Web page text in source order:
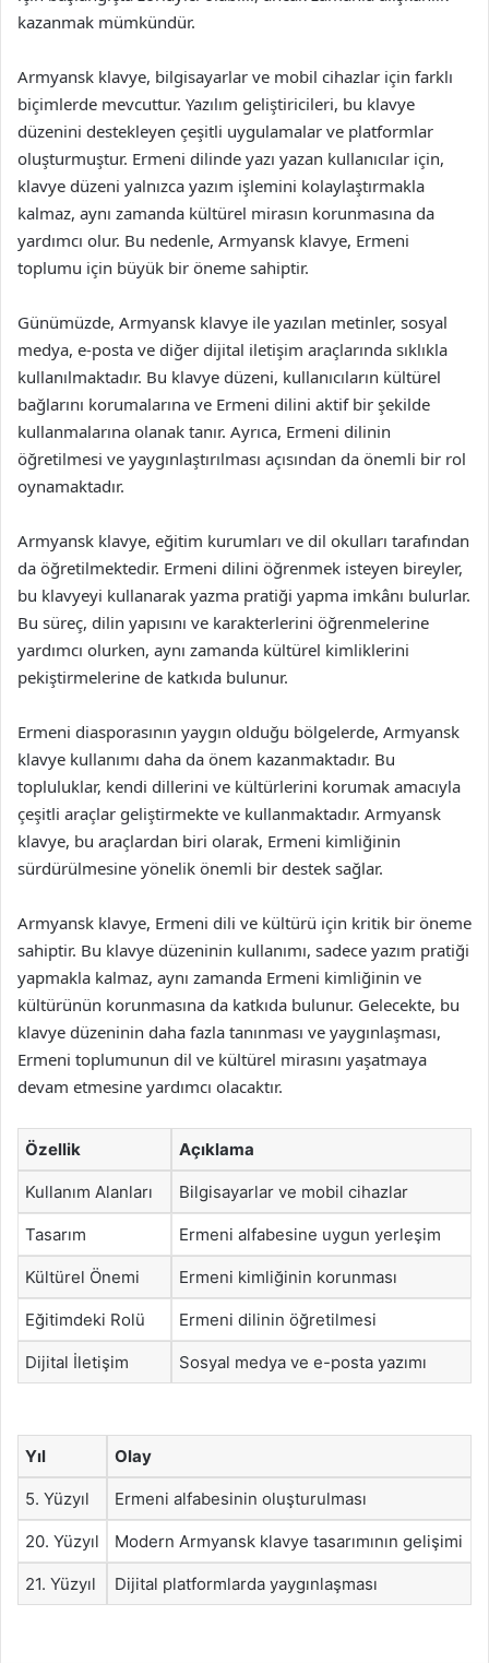
kazanmak mümkündür.
Armyansk klavye, bilgisayarlar ve mobil cihazlar için farklı
biçimlerde mevcuttur. Yazılım geliştiricileri, bu klavye
düzenini destekleyen çeşitli uygulamalar ve platformlar
oluşturmuştur. Ermeni dilinde yazı yazan kullanıcılar için,
klavye düzeni yalnızca yazım işlemini kolaylaştırmakla
kalmaz, aynı zamanda kültürel mirasın korunmasına da
yardımcı olur. Bu nedenle, Armyansk klavye, Ermeni
toplumu için büyük bir öneme sahiptir.
Günümüzde, Armyansk klavye ile yazılan metinler, sosyal
medya, e-posta ve diğer dijital iletişim araçlarında sıklıkla
kullanılmaktadır. Bu klavye düzeni, kullanıcıların kültürel
bağlarını korumalarına ve Ermeni dilini aktif bir şekilde
kullanmalarına olanak tanır. Ayrıca, Ermeni dilinin
öğretilmesi ve yaygınlaştırılması açısından da önemli bir rol
oynamaktadır.
Armyansk klavye, eğitim kurumları ve dil okulları tarafından
da öğretilmektedir. Ermeni dilini öğrenmek isteyen bireyler,
bu klavyeyi kullanarak yazma pratiği yapma imkânı bulurlar.
Bu süreç, dilin yapısını ve karakterlerini öğrenmelerine
yardımcı olurken, aynı zamanda kültürel kimliklerini
pekiştirmelerine de katkıda bulunur.
Ermeni diasporasının yaygın olduğu bölgelerde, Armyansk
klavye kullanımı daha da önem kazanmaktadır. Bu
topluluklar, kendi dillerini ve kültürlerini korumak amacıyla
çeşitli araçlar geliştirmekte ve kullanmaktadır. Armyansk
klavye, bu araçlardan biri olarak, Ermeni kimliğinin
sürdürülmesine yönelik önemli bir destek sağlar.
Armyansk klavye, Ermeni dili ve kültürü için kritik bir öneme
sahiptir. Bu klavye düzeninin kullanımı, sadece yazım pratiği
yapmakla kalmaz, aynı zamanda Ermeni kimliğinin ve
kültürünün korunmasına da katkıda bulunur. Gelecekte, bu
klavye düzeninin daha fazla tanınması ve yaygınlaşması,
Ermeni toplumunun dil ve kültürel mirasını yaşatmaya
devam etmesine yardımcı olacaktır.
Özellik Açıklama
Kullanım Alanları Bilgisayarlar ve mobil cihazlar
Tasarım Ermeni alfabesine uygun yerleşim
Kültürel Önemi Ermeni kimliğinin korunması
Eğitimdeki Rolü Ermeni dilinin öğretilmesi
Dijital İletişim Sosyal medya ve e-posta yazımı
Yıl Olay
5. Yüzyıl Ermeni alfabesinin oluşturulması
20. Yüzyıl Modern Armyansk klavye tasarımının gelişimi
21. Yüzyıl Dijital platformlarda yaygınlaşması